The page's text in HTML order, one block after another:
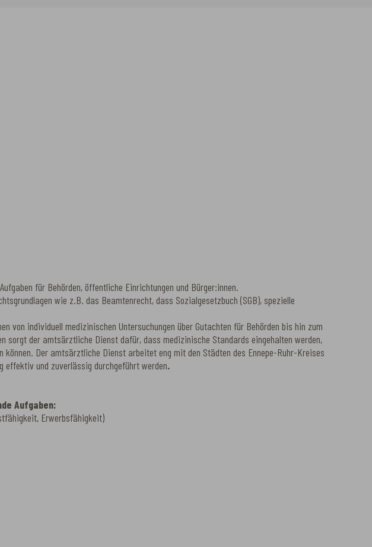
für Behörden, öffentliche Einrichtungen und Bürger:innen.
wie z.B. das Beamtenrecht, dass Sozialgesetzbuch (SGB), spezielle
von individuell medizinischen Untersuchungen über Gutachten für Behörden bis hin zum
sorgt der amtsärztliche Dienst dafür, dass medizinische Standards eingehalten werden,
Der amtsärztliche Dienst arbeitet eng mit den Städten des Ennepe-Ruhr-Kreises
effektiv und zuverlässig durchgeführt werden.
Aufgaben:
Erwerbsfähigkeit)